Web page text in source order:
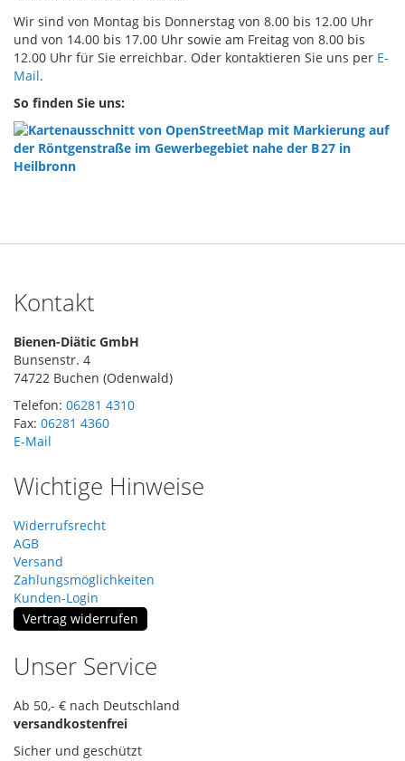
Wir sind von Montag bis Donnerstag von 8.00 bis 12.00 Uhr
und von 14.00 bis 17.00 Uhr sowie am Freitag von 8.00 bis
12.00 Uhr für Sie erreichbar. Oder kontaktieren Sie uns per E-
Mail.
So finden Sie uns:
Kontakt
Bienen-Diätic GmbH
Bunsenstr. 4
74722 Buchen (Odenwald)
Telefon: 06281 4310
Fax: 06281 4360
E-Mail
Wichtige Hinweise
Widerrufsrecht
AGB
Versand
Zahlungsmöglichkeiten
Kunden-Login
Vertrag widerrufen
Unser Service
Ab 50,- € nach Deutschland
versandkostenfrei
Sicher und geschützt